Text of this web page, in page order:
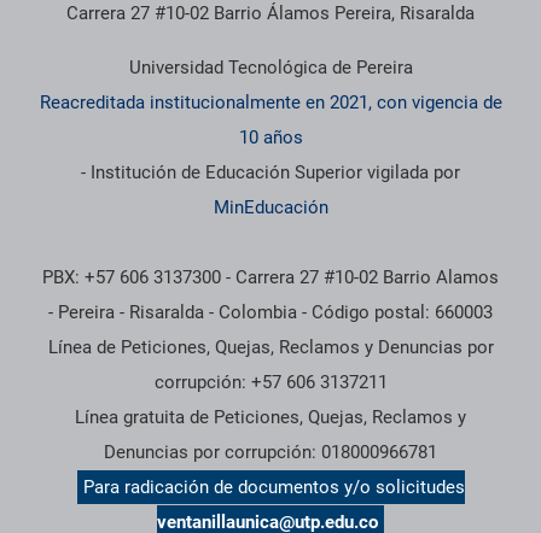
Carrera 27 #10-02 Barrio Álamos Pereira, Risaralda
Universidad Tecnológica de Pereira
Reacreditada institucionalmente en 2021, con vigencia de
10 años
- Institución de Educación Superior vigilada por
MinEducación
PBX: +57 606 3137300 - Carrera 27 #10-02 Barrio Alamos
- Pereira - Risaralda - Colombia - Código postal: 660003
Línea de Peticiones, Quejas, Reclamos y Denuncias por
corrupción: +57 606 3137211
Línea gratuita de Peticiones, Quejas, Reclamos y
Denuncias por corrupción: 018000966781
Para radicación de documentos y/o solicitudes
ventanillaunica@utp.edu.co